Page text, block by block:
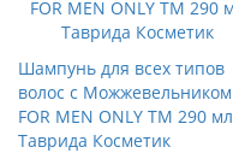
Шампунь для всех типов
волос с Можжевельником
FOR MEN ONLY ТМ 290 мл
Таврида Косметик